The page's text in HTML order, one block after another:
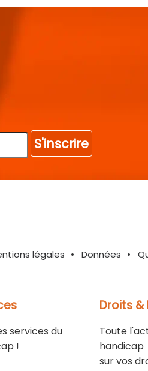
S'inscrire
légales Données
services du
!
Droits &
Toute
handicap
sur vos